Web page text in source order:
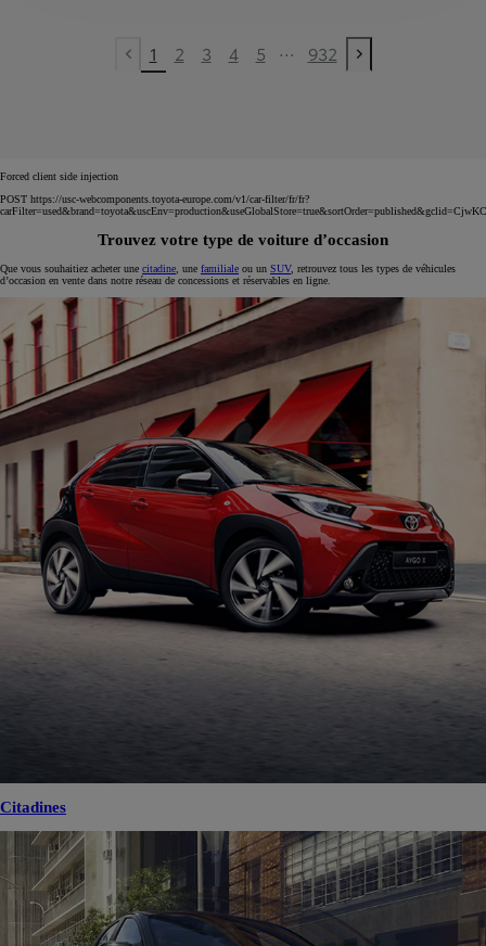
Previous page
1 2 3 4 5 ... 932
Next page
Forced client side injection
POST https://usc-webcomponents.toyota-europe.com/v1/car-filter/fr/fr?
Trouvez votre type de voiture d’occasion
Que vous souhaitiez acheter une citadine , une familiale ou un SUV, retrouvez tous les types de véhicules
d’occasion en vente dans notre réseau de concessions et réservables en ligne.
Citadines